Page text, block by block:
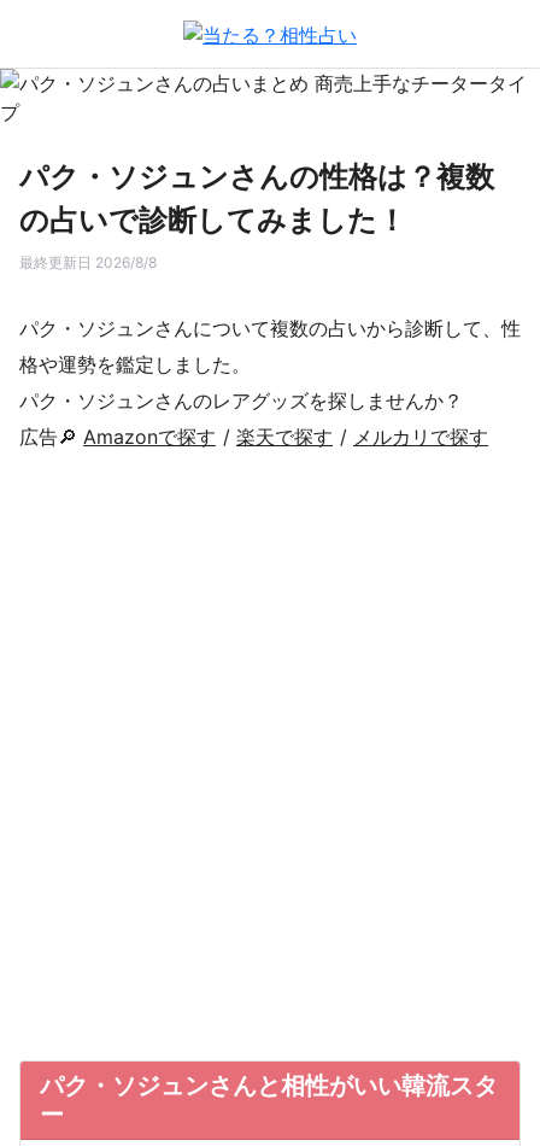
パク・ソジュンさんの性格は？複数
の占いで診断してみました！
最終更新日 2026/8/8
パク・ソジュンさんについて複数の占いから診断して、性
格や運勢を鑑定しました。
パク・ソジュンさんのレアグッズを探しませんか？
広告🔎 Amazonで探す / 楽天で探す / メルカリで探す
パク・ソジュンさんと相性がいい韓流スタ
ー